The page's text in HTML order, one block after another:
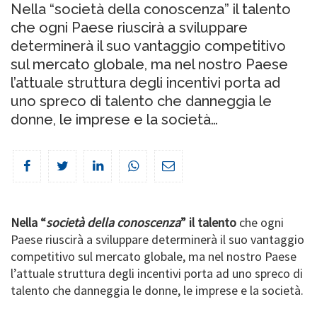
Nella “società della conoscenza” il talento
che ogni Paese riuscirà a sviluppare
determinerà il suo vantaggio competitivo
sul mercato globale, ma nel nostro Paese
l’attuale struttura degli incentivi porta ad
uno spreco di talento che danneggia le
donne, le imprese e la società…
Nella “società della conoscenza” il talento che ogni
Paese riuscirà a sviluppare determinerà il suo vantaggio
competitivo sul mercato globale, ma nel nostro Paese
l’attuale struttura degli incentivi porta ad uno spreco di
talento che danneggia le donne, le imprese e la società.